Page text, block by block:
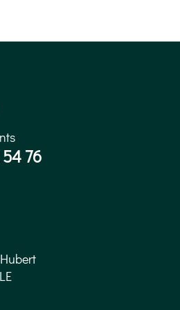
54 76